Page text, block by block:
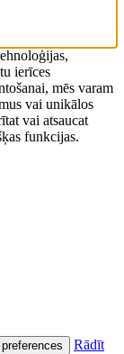
ierīces
mēs varam
vai unikālos
vai atsaucat
funkcijas.
Rādīt